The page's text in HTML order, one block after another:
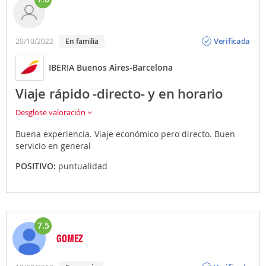
20/10/2022 En familia
Verificada
IBERIA Buenos Aires-Barcelona
Viaje rápido -directo- y en horario
Desglose valoración
Buena experiencia. Viaje económico pero directo. Buen
servicio en general
POSITIVO: puntualidad
7.5
GOMEZ